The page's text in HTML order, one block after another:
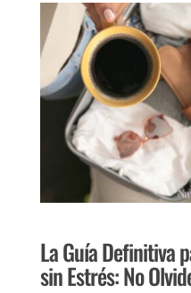
La Guía Definitiva
sin Estrés: No